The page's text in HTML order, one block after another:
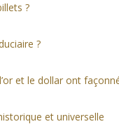
?
?
et le dollar ont
et universelle